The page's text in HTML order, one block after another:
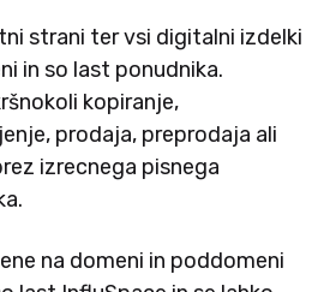
strani ter vsi digitalni izdelki
in so last ponudnika.
kopiranje,
prodaja, preprodaja ali
izrecnega pisnega
na domeni in poddomeni